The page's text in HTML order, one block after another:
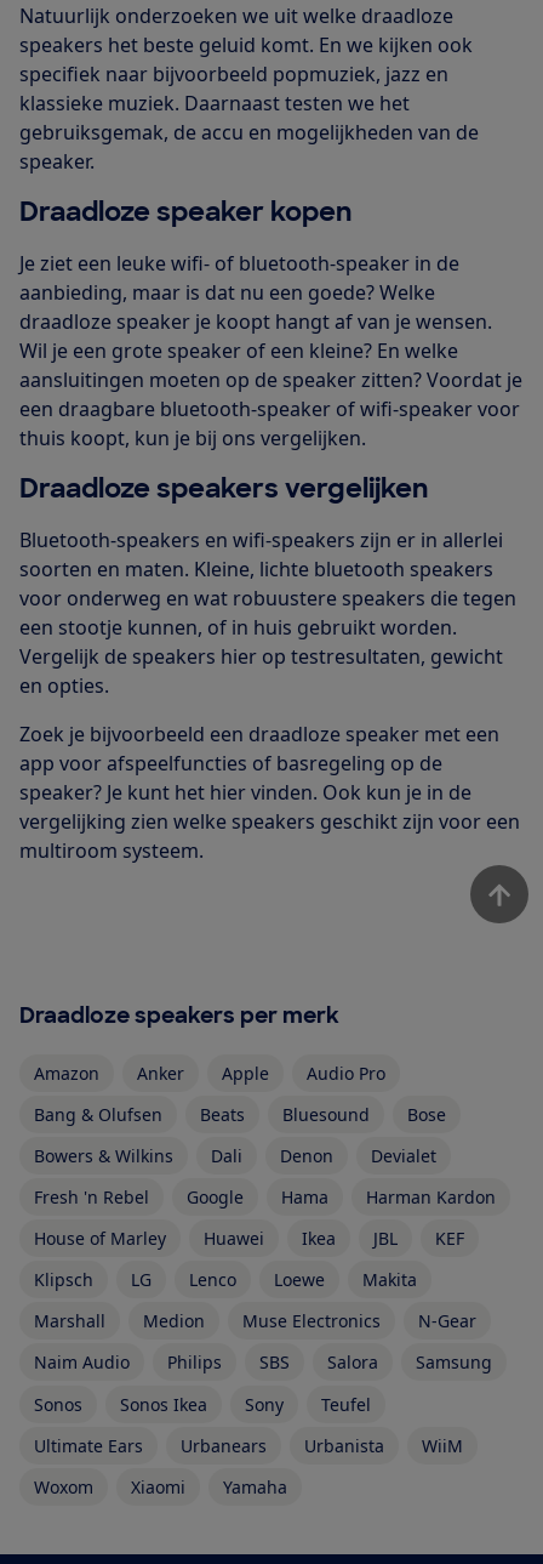
Natuurlijk onderzoeken we uit welke draadloze
speakers het beste geluid komt. En we kijken ook
specifiek naar bijvoorbeeld popmuziek, jazz en
klassieke muziek. Daarnaast testen we het
gebruiksgemak, de accu en mogelijkheden van de
speaker.
Draadloze speaker kopen
Je ziet een leuke wifi- of bluetooth-speaker in de
aanbieding, maar is dat nu een goede? Welke
draadloze speaker je koopt hangt af van je wensen.
Wil je een grote speaker of een kleine? En welke
aansluitingen moeten op de speaker zitten? Voordat je
een draagbare bluetooth-speaker of wifi-speaker voor
thuis koopt, kun je bij ons vergelijken.
Draadloze speakers vergelijken
Bluetooth-speakers en wifi-speakers zijn er in allerlei
soorten en maten. Kleine, lichte bluetooth speakers
voor onderweg en wat robuustere speakers die tegen
een stootje kunnen, of in huis gebruikt worden.
Vergelijk de speakers hier op testresultaten, gewicht
en opties.
Zoek je bijvoorbeeld een draadloze speaker met een
app voor afspeelfuncties of basregeling op de
speaker? Je kunt het hier vinden. Ook kun je in de
vergelijking zien welke speakers geschikt zijn voor een
multiroom systeem.
Draadloze speakers per merk
Amazon Anker Apple
Audio Pro
Bang & Olufsen
Beats Bluesound
Bose
Bowers & Wilkins
Dali Denon
Devialet
Fresh 'n Rebel
Google Hama
Harman Kardon
House of Marley
Huawei Ikea JBL
KEF
Klipsch
LG Lenco Loewe
Makita
Marshall
Medion Muse Electronics
N-Gear
Naim Audio
Philips SBS Salora
Samsung
Sonos
Sonos Ikea Sony
Teufel
Ultimate Ears
Urbanears Urbanista
WiiM
Woxom
Xiaomi Yamaha